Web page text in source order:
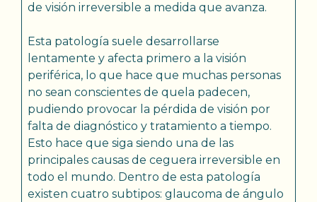
de visión irreversible a medida que avanza.
Esta patología suele desarrollarse
lentamente y afecta primero a la visión
periférica, lo que hace que muchas personas
no sean conscientes de quela padecen,
pudiendo provocar la pérdida de visión por
falta de diagnóstico y tratamiento a tiempo.
Esto hace que siga siendo una de las
principales causas de ceguera irreversible en
todo el mundo. Dentro de esta patología
existen cuatro subtipos: glaucoma de ángulo